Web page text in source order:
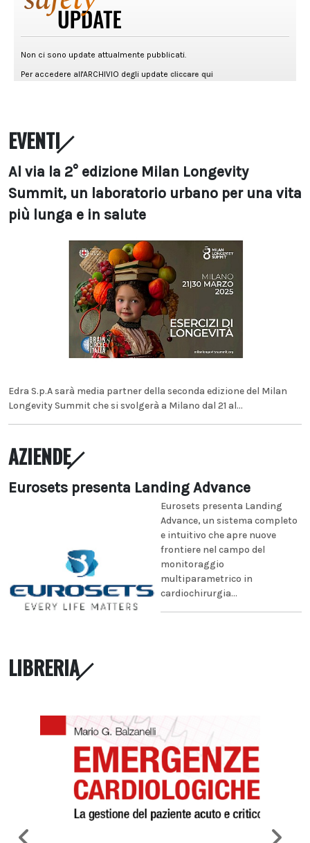
EVENTI
Al via la 2° edizione Milan Longevity
Summit, un laboratorio urbano per una vita
più lunga e in salute
Edra S.p.A sarà media partner della seconda edizione del Milan
Longevity Summit che si svolgerà a Milano dal 21 al...
AZIENDE
Eurosets presenta Landing Advance
Eurosets presenta Landing
Advance, un sistema completo
e intuitivo che apre nuove
frontiere nel campo del
monitoraggio
multiparametrico in
cardiochirurgia...
LIBRERIA